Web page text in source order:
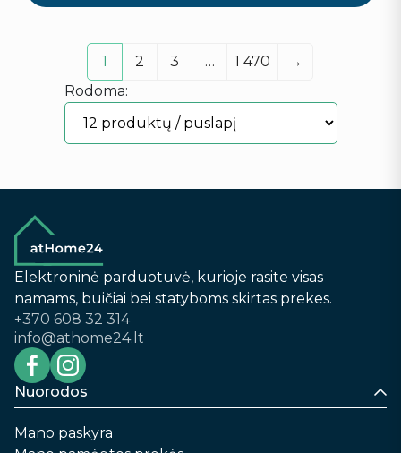
1 2 3 … 1 470
→
Rodoma:
Elektroninė parduotuvė, kurioje rasite visas
namams, buičiai bei statyboms skirtas prekes.
+370 608 32 314
info@athome24.lt
Nuorodos
Mano paskyra